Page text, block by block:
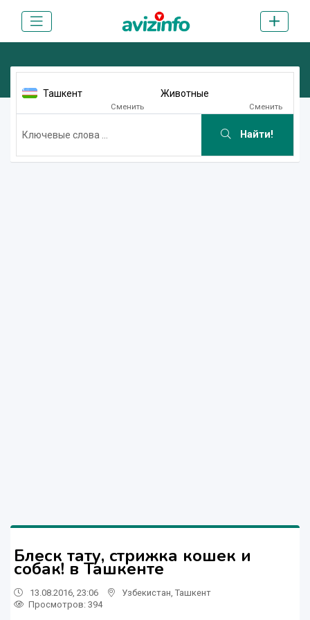
Ташкент
Сменить
Животные
Сменить
Найти!
Блеск тату, cтрижка кошек и
собак! в Ташкенте
13.08.2016, 23:06 Узбекистан Ташкент
Просмотров: 394